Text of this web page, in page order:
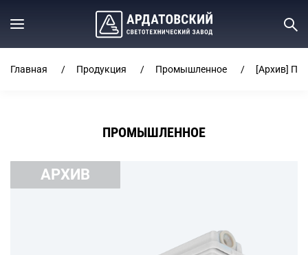
Главная Продукция Промышленное [Архив]
ПРОМЫШЛЕННОЕ
АРХИВ